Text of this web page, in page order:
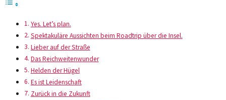
Yes. Let’s plan.
Spektakuläre Aussichten beim Roadtrip über die Insel.
Lieber auf der Straße
Das Reichweitenwunder
Helden der Hügel
Es ist Leidenschaft
Zurück in die Zukunft